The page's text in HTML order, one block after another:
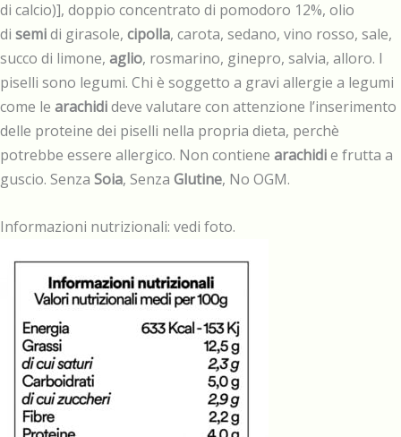
di calcio)], doppio concentrato di pomodoro 12%, olio
di semidi girasole, cipolla, carota, sedano, vino rosso, sale,
succo di limone, aglio, rosmarino, ginepro, salvia, alloro. I
piselli sono legumi. Chi è soggetto a gravi allergie a legumi
come le arachidideve valutare con attenzione l’inserimento
delle proteine dei piselli nella propria dieta, perchè
potrebbe essere allergico. Non contiene arachidie frutta a
guscio. Senza Soia, Senza Glutine, No OGM.
Informazioni nutrizionali: vedi foto.